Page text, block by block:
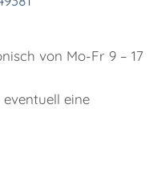
von Mo-Fr 9 – 17
eine